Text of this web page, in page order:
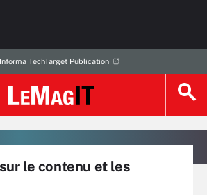
TechTarget Publication
le contenu et les